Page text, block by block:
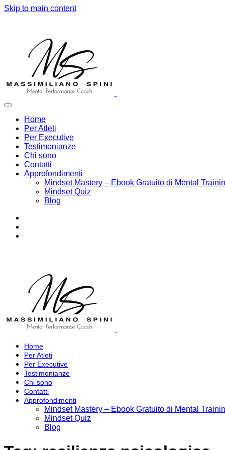
Skip to main content
Home
Per Atleti
Per Executive
Testimonianze
Chi sono
Contatti
Approfondimenti
Mindset Mastery – Ebook Gratuito di Mental
Mindset Quiz
Blog
Home
Per Atleti
Per Executive
Testimonianze
Chi sono
Contatti
Approfondimenti
Mindset Mastery – Ebook Gratuito di Mental
Mindset Quiz
Blog